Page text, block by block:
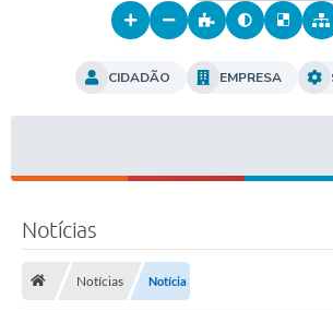
CIDADÃO EMPRESA
Notícias
Notícias Notícia